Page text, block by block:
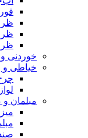
خوردنی
خیاطی و
مبلمان